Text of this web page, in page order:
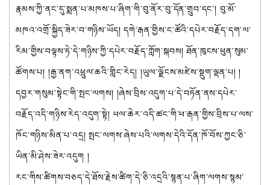
རྣམས་ཀྱི་ནང་དུ་སྨན་པ་མཁས་པ་ཞིག་གི་བུ་ནོར་བུ་དོན་གྲུབ་དང་། བུ་མོ་
མཁའ་འགྲོ་སྐྱིད་ཟེར་བ་གཉིས་ཡོད། དགེ་རྒན་གྱིས་ང་ཚོའི་དཔེར་བརྗོད་དག་ལ་
རིམ་གྱིས་བལྟས་ཏེ་དེ་གཉིས་ཀྱི་དཔེར་བརྗོད་ཀློག་སྐབས། ཐོན་ཁུངས་ཕུན་སུམ་
ཚོགས་པ། །རྒྱ་ནག་འཕྲུལ་ཆའི་གླིང་རེད། །ཡུལ་ལྗོངས་མཛེས་སྡུག་ལྡན་པ། །
དབྱར་གསུམ་སྟེང་གི་སྤང་ལགས། །ཞེས་བྲིས་འདུག་པ་དེ་བཏོན་ནས་དཔེར་
བརྗོད་འདི་གཉིས་རེད་འདུག་སྟེ། ཕལ་ཆེར་འདི་ཚང་གི་ཕ་རྒན་གྱིས་བྲིས་པ་ལས་
ཁོང་གཉིས་མིན་པ་འདྲ། སྤང་ལགས་ཞེས་པའི་ལགས་དེའི་དོན་ཁོ་བོས་ཀྱང་ཅི་
ཡིན་མི་ཤེས་ཟེར་འདུག །
རང་གིས་ཚིགས་བཅད་དེ་ཐོས་རྗེས་ཚིག་དེ་ཅི་འདྲའི་སྙན་པ་ཞིག་ལགས་སྙམ་